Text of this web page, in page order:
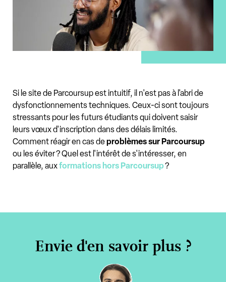
Si le site de Parcoursup est intuitif, il n'est pas à l'abri de
dysfonctionnements techniques. Ceux-ci sont toujours
stressants pour les futurs étudiants qui doivent saisir
leurs vœux d'inscription dans des délais limités.
Comment réagir en cas deproblèmes sur Parcoursup
ou les éviter ? Quel est l'intérêt de s'intéresser, en
parallèle, auxformations hors Parcoursup?
Envie d'en savoir plus ?